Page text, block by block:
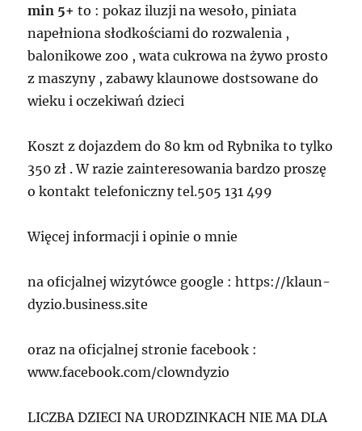
min 5+ to : pokaz iluzji na wesoło, piniata
napełniona słodkościami do rozwalenia ,
balonikowe zoo , wata cukrowa na żywo prosto
z maszyny , zabawy klaunowe dostsowane do
wieku i oczekiwań dzieci
Koszt z dojazdem do 80 km od Rybnika to tylko
350 zł . W razie zainteresowania bardzo proszę
o kontakt telefoniczny tel.505 131 499
Więcej informacji i opinie o mnie
na oficjalnej wizytówce google : https://klaun-
dyzio.business.site
oraz na oficjalnej stronie facebook :
www.facebook.com/clowndyzio
LICZBA DZIECI NA URODZINKACH NIE MA DLA